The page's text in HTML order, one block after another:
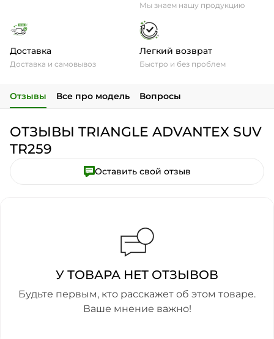
Мы знаем нашу продукцию
Доставка
Доставка и самовывоз
Легкий возврат
Быстро и без проблем
Отзывы Все про модель Вопросы
ОТЗЫВЫ TRIANGLE ADVANTEX SUV
TR259
Оставить свой отзыв
У ТОВАРА НЕТ ОТЗЫВОВ
Будьте первым, кто расскажет об этом товаре.
Ваше мнение важно!